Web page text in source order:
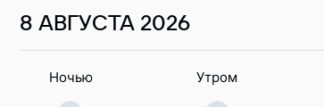
8 АВГУСТА 2026
Ночью Утром